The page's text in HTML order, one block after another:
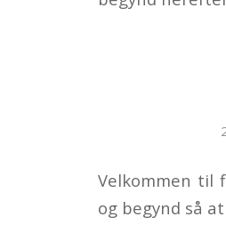
Velkommen til
og begynd så